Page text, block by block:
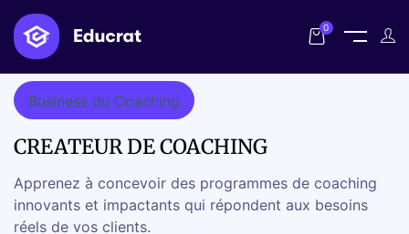
0
Home Cours CREATEUR DE COACHING
Business du Coaching
CREATEUR DE COACHING
Apprenez à concevoir des programmes de coaching
innovants et impactants qui répondent aux besoins
réels de vos clients.